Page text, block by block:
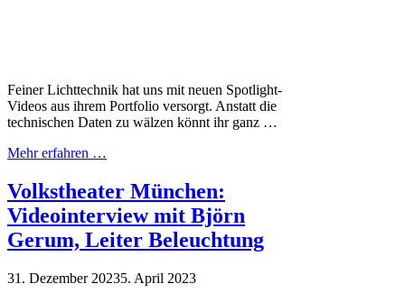
Feiner Lichttechnik hat uns mit neuen Spotlight-
Videos aus ihrem Portfolio versorgt. Anstatt die
technischen Daten zu wälzen könnt ihr ganz …
Mehr erfahren …
Volkstheater München:
Videointerview mit Björn
Gerum, Leiter Beleuchtung
31. Dezember 20235. April 2023